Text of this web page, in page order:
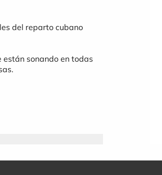
del reparto cubano
sonando en todas